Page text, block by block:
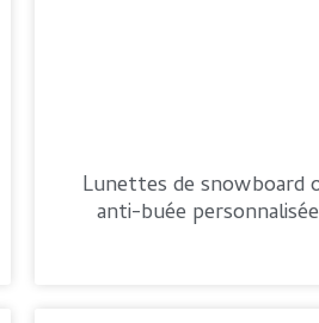
Lunettes de snowboard
anti-buée